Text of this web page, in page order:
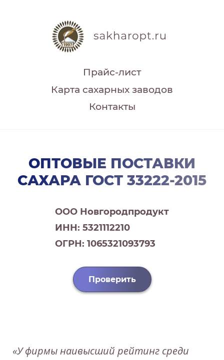
Прайс-лист
Карта сахарных заводов
Контакты
ОПТОВЫЕ ПОСТАВКИ
САХАРА ГОСТ 33222-2015
ООО Новгородпродукт
ИНН: 5321112210
ОГРН: 1065321093793
Проверить
«У фирмы наивысший рейтинг среди